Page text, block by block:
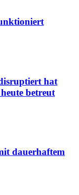
hat
betreut
dauerhaftem